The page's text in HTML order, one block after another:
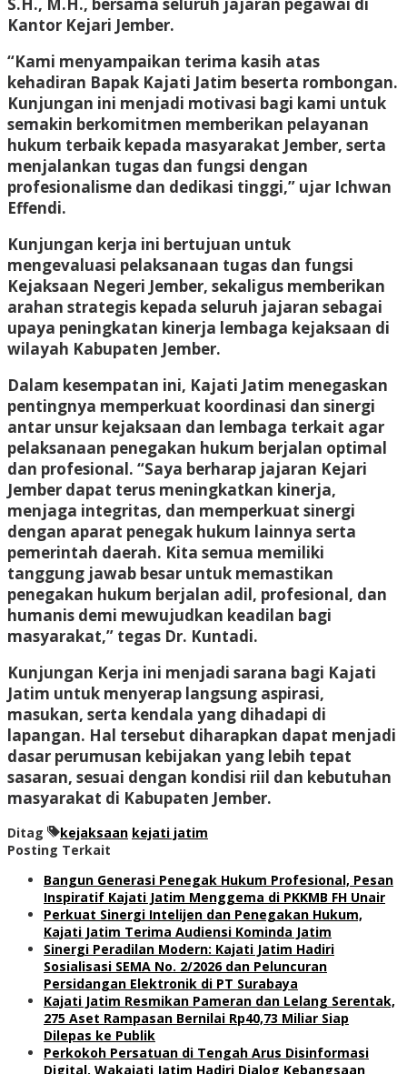
Kantor Kejari Jember.
“Kami menyampaikan terima kasih atas
kehadiran Bapak Kajati Jatim beserta rombongan.
Kunjungan ini menjadi motivasi bagi kami untuk
semakin berkomitmen memberikan pelayanan
hukum terbaik kepada masyarakat Jember, serta
menjalankan tugas dan fungsi dengan
profesionalisme dan dedikasi tinggi,” ujar Ichwan
Effendi.
Kunjungan kerja ini bertujuan untuk
mengevaluasi pelaksanaan tugas dan fungsi
Kejaksaan Negeri Jember, sekaligus memberikan
arahan strategis kepada seluruh jajaran sebagai
upaya peningkatan kinerja lembaga kejaksaan di
wilayah Kabupaten Jember.
Dalam kesempatan ini, Kajati Jatim menegaskan
pentingnya memperkuat koordinasi dan sinergi
antar unsur kejaksaan dan lembaga terkait agar
pelaksanaan penegakan hukum berjalan optimal
dan profesional. “Saya berharap jajaran Kejari
Jember dapat terus meningkatkan kinerja,
menjaga integritas, dan memperkuat sinergi
dengan aparat penegak hukum lainnya serta
pemerintah daerah. Kita semua memiliki
tanggung jawab besar untuk memastikan
penegakan hukum berjalan adil, profesional, dan
humanis demi mewujudkan keadilan bagi
masyarakat,” tegas Dr. Kuntadi.
Kunjungan Kerja ini menjadi sarana bagi Kajati
Jatim untuk menyerap langsung aspirasi,
masukan, serta kendala yang dihadapi di
lapangan. Hal tersebut diharapkan dapat menjadi
dasar perumusan kebijakan yang lebih tepat
sasaran, sesuai dengan kondisi riil dan kebutuhan
masyarakat di Kabupaten Jember.
Ditag kejaksaan kejati jatim
Posting Terkait
Bangun Generasi Penegak Hukum Profesional, Pesan
Inspiratif Kajati Jatim Menggema di PKKMB FH Unair
Perkuat Sinergi Intelijen dan Penegakan Hukum,
Kajati Jatim Terima Audiensi Kominda Jatim
Sinergi Peradilan Modern: Kajati Jatim Hadiri
Sosialisasi SEMA No. 2/2026 dan Peluncuran
Persidangan Elektronik di PT Surabaya
Kajati Jatim Resmikan Pameran dan Lelang Serentak,
275 Aset Rampasan Bernilai Rp40,73 Miliar Siap
Dilepas ke Publik
Perkokoh Persatuan di Tengah Arus Disinformasi
Digital, Wakajati Jatim Hadiri Dialog Kebangsaan